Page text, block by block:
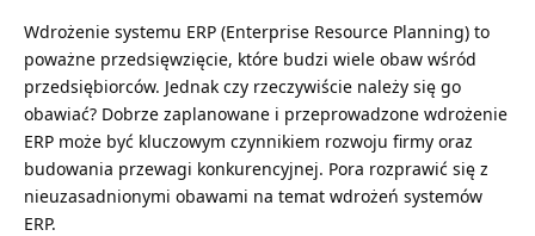
Wdrożenie systemu ERP (Enterprise Resource Planning) to
poważne przedsięwzięcie, które budzi wiele obaw wśród
przedsiębiorców. Jednak czy rzeczywiście należy się go
obawiać? Dobrze zaplanowane i przeprowadzone wdrożenie
ERP może być kluczowym czynnikiem rozwoju firmy oraz
budowania przewagi konkurencyjnej. Pora rozprawić się z
nieuzasadnionymi obawami na temat wdrożeń systemów
ERP.